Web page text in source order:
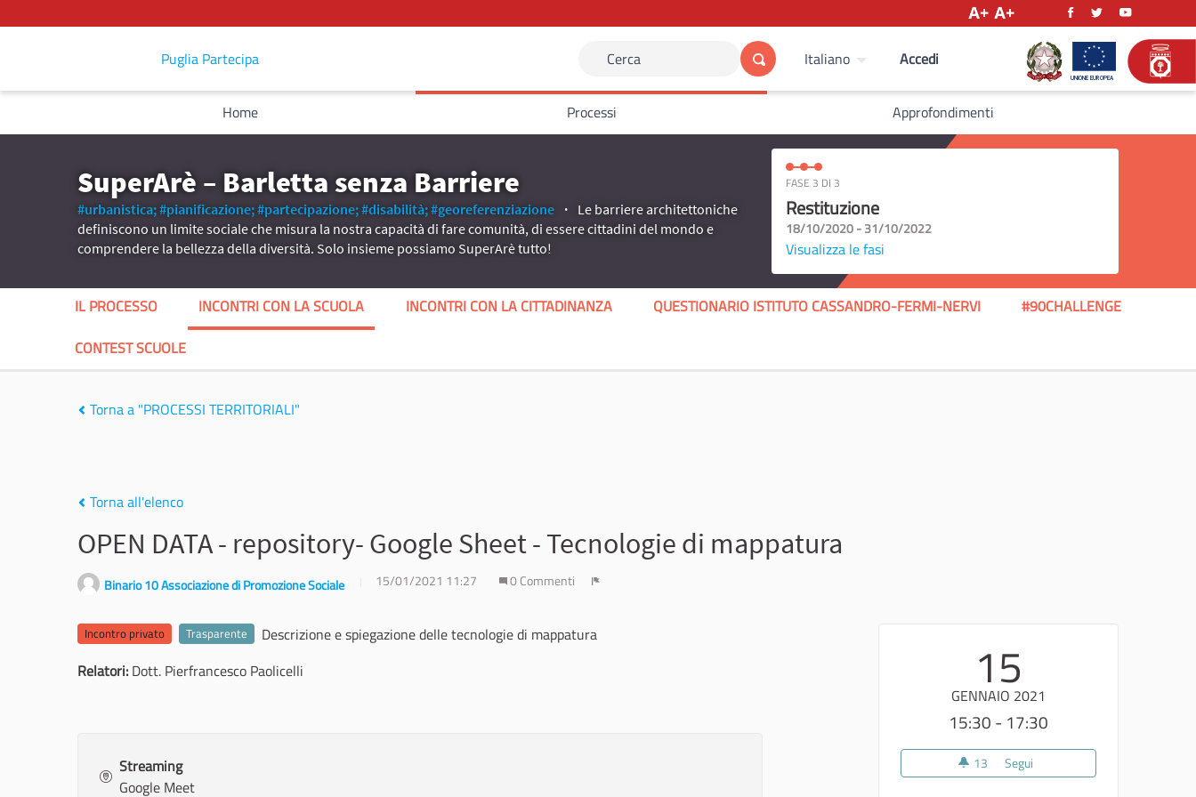
Puglia Partecipa Cerca Italiano Accedi
Home Processi Approfondimenti
SuperArè – Barletta senza Barriere
#urbanistica;#pianificazione;#partecipazione;#disabilità;#georeferenziazione
Le barriere architettoniche
definiscono un limite sociale che misura la nostra capacità di fare comunità, di essere cittadini del mondo e
comprendere la bellezza della diversità. Solo insieme possiamo SuperArè tutto!
FASE 3 DI 3
Restituzione
18/10/2020 - 31/10/2022
Visualizza le fasi
IL PROCESSO INCONTRI CON LA SCUOLA INCONTRI CON LA CITTADINANZA QUESTIONARIO ISTITUTO CASSANDRO-FERMI-NERVI
#90CHALLENGE
CONTEST SCUOLE
Torna a "PROCESSI TERRITORIALI"
Torna all'elenco
OPEN DATA - repository- Google Sheet - Tecnologie di mappatura
Binario 10 Associazione di Promozione Sociale 15/01/2021 11:27 0 Commenti
15
GENNAIO 2021
15:30 - 17:30
13 13 sostenitori
Segui
Incontro privato Trasparente
Descrizione e spiegazione delle tecnologie di mappatura
Relatori: Dott. Pierfrancesco Paolicelli
Streaming
Google Meet